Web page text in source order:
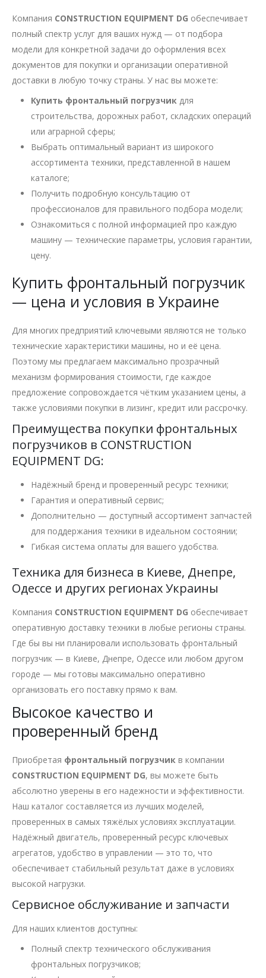
Компания CONSTRUCTION EQUIPMENT DG обеспечивает
полный спектр услуг для ваших нужд — от подбора
модели для конкретной задачи до оформления всех
документов для покупки и организации оперативной
доставки в любую точку страны. У нас вы можете:
Купить фронтальный погрузчик для
строительства, дорожных работ, складских операций
или аграрной сферы;
Выбрать оптимальный вариант из широкого
ассортимента техники, представленной в нашем
каталоге;
Получить подробную консультацию от
профессионалов для правильного подбора модели;
Ознакомиться с полной информацией про каждую
машину — технические параметры, условия гарантии,
цену.
Купить фронтальный погрузчик
— цена и условия в Украине
Для многих предприятий ключевыми являются не только
технические характеристики машины, но и её цена.
Поэтому мы предлагаем максимально прозрачный
механизм формирования стоимости, где каждое
предложение сопровождается чётким указанием цены, а
также условиями покупки в лизинг, кредит или рассрочку.
Преимущества покупки фронтальных
погрузчиков в CONSTRUCTION
EQUIPMENT DG:
Надёжный бренд и проверенный ресурс техники;
Гарантия и оперативный сервис;
Дополнительно — доступный ассортимент запчастей
для поддержания техники в идеальном состоянии;
Гибкая система оплаты для вашего удобства.
Техника для бизнеса в Киеве, Днепре,
Одессе и других регионах Украины
Компания CONSTRUCTION EQUIPMENT DG обеспечивает
оперативную доставку техники в любые регионы страны.
Где бы вы ни планировали использовать фронтальный
погрузчик — в Киеве, Днепре, Одессе или любом другом
городе — мы готовы максимально оперативно
организовать его поставку прямо к вам.
Высокое качество и
проверенный бренд
Приобретая фронтальный погрузчик в компании
CONSTRUCTION EQUIPMENT DG, вы можете быть
абсолютно уверены в его надежности и эффективности.
Наш каталог составляется из лучших моделей,
проверенных в самых тяжёлых условиях эксплуатации.
Надёжный двигатель, проверенный ресурс ключевых
агрегатов, удобство в управлении — это то, что
обеспечивает стабильный результат даже в условиях
высокой нагрузки.
Сервисное обслуживание и запчасти
Для наших клиентов доступны:
Полный спектр технического обслуживания
фронтальных погрузчиков;